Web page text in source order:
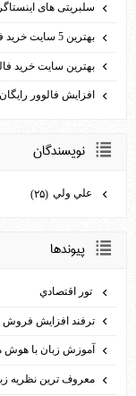
سلبریتی های
بهترین 5 سایت خرید فالوور اینستاگرام در ایران
بهترین سایت خرید
افزایش فالوور
نويسندگان
علي ولي (۲۵)
پيوندها
تور اقتصادي
ترفند افزايش فروش
آموزش زبان با
معروف ترين نظريه